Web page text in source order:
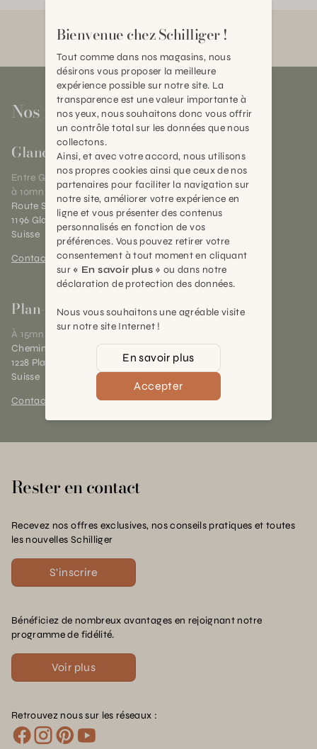
Nos magasins
Gland
Entre Genève et Lausanne,
à 10mn de Nyon
Route Suisse 40
1196 Gland (VD)
Suisse
Contact et horaires
Plan-les-Ouates
À 15mn du centre de Genève
Chemin des Charrotons 25
1228 Plan-les-Ouates (GE)
Suisse
Contact et horaires
Rester en contact
Recevez nos offres exclusives, nos conseils pratiques et toutes
les nouvelles Schilliger
S'inscrire
Bénéficiez de nombreux avantages en rejoignant notre
programme de fidélité.
Voir plus
Retrouvez nous sur les réseaux :
Bienvenue chez Schilliger !
Tout comme dans nos magasins, nous
désirons vous proposer la meilleure
expérience possible sur notre site. La
transparence est une valeur importante à
nos yeux, nous souhaitons donc vous offrir
un contrôle total sur les données que nous
collectons.
Ainsi, et avec votre accord, nous utilisons
nos propres cookies ainsi que ceux de nos
partenaires pour faciliter la navigation sur
notre site, améliorer votre expérience en
ligne et vous présenter des contenus
personnalisés en fonction de vos
préférences. Vous pouvez retirer votre
consentement à tout moment en cliquant
sur « En savoir plus » ou dans notre
déclaration de protection des données.
Nous vous souhaitons une agréable visite
sur notre site Internet !
En savoir plus
Accepter